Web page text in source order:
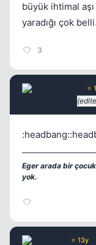
büyük ihtimal aşı
yaradığı çok belli.
3
⭐
Eger arada bir
yok.
⭐ 13y